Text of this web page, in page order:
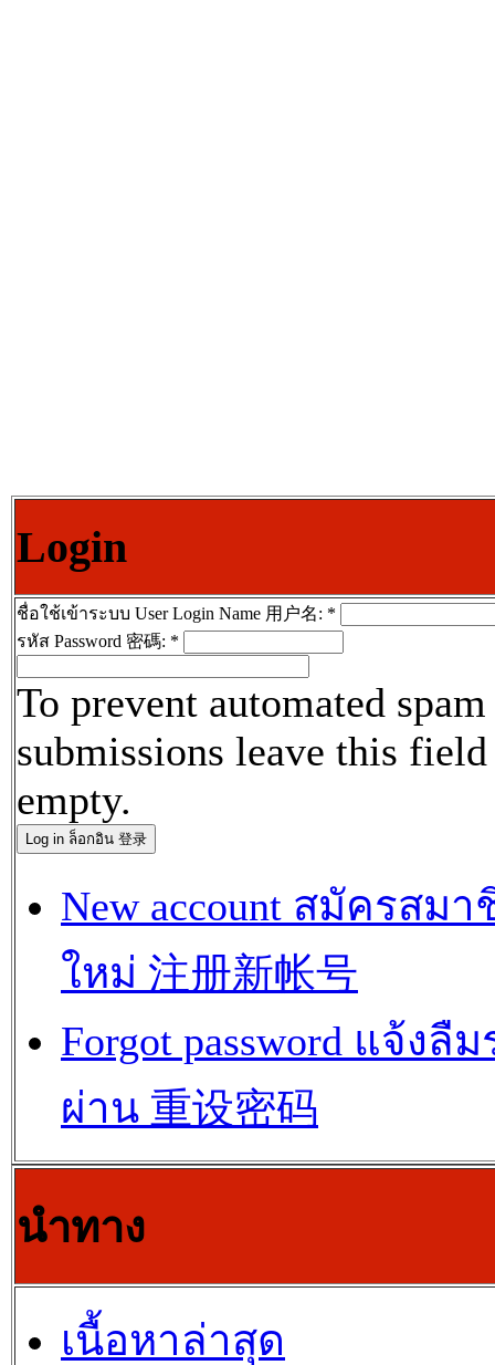
Login
ชื่อใช้เข้าระบบ User Login Name 用户名: *
รหัส Password 密碼: *
To prevent automated spam
submissions leave this field
empty.
New account สมัครสมา
ใหม่ 注册新帐号
Forgot password แจ้งลื
ผ่าน 重设密码
นำทาง
เนื้อหาล่าสุด